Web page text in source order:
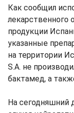
Как сообщил
лекарственного
продукции
указанные
на территории
S.A. не
бактамед, а
На сегодняшний